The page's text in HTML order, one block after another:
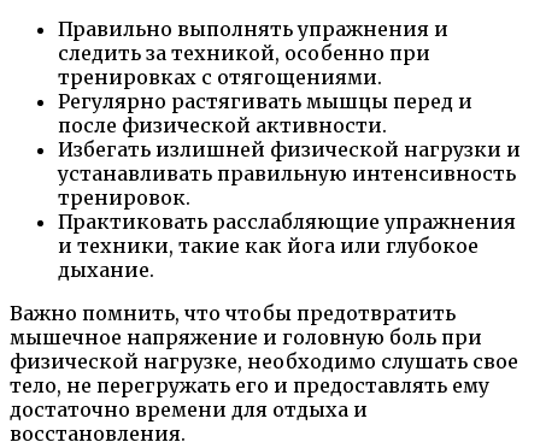
Правильно выполнять упражнения и
следить за техникой, особенно при
тренировках с отягощениями.
Регулярно растягивать мышцы перед и
после физической активности.
Избегать излишней физической нагрузки и
устанавливать правильную интенсивность
тренировок.
Практиковать расслабляющие упражнения
и техники, такие как йога или глубокое
дыхание.
Важно помнить, что чтобы предотвратить
мышечное напряжение и головную боль при
физической нагрузке, необходимо слушать свое
тело, не перегружать его и предоставлять ему
достаточно времени для отдыха и
восстановления.